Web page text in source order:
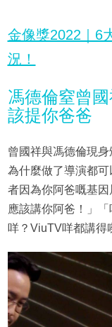
金像獎2022｜6
況！
馮德倫窒曾
該提你爸爸
曾國祥與馮德倫現
為什麼做了導演都
者因為你阿爸嘅基
應該講你阿爸！」
咩？ViuTV咩都講得